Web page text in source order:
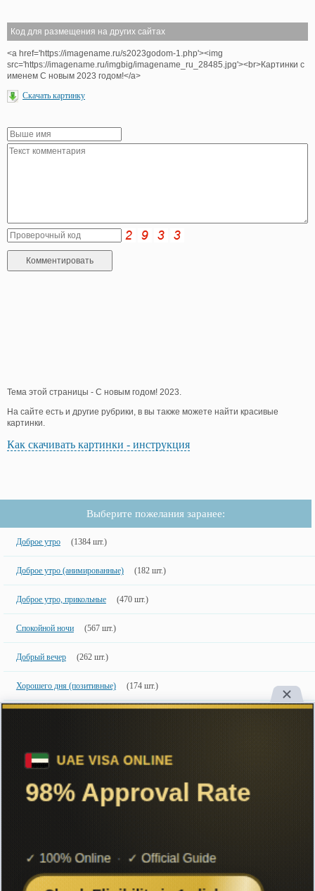
Код для размещения на других сайтах
<a href='https://imagename.ru/s2023godom-1.php'><img
src='https://imagename.ru/imgbig/imagename_ru_28485.jpg'><br>Картинки с
именем С новым 2023 годом!</a>
Скачать картинку
Тема этой страницы - С новым годом! 2023.
На сайте есть и другие рубрики, в вы также можете найти красивые
картинки.
Как скачивать картинки - инструкция
Выберите пожелания заранее:
Доброе утро (1384 шт.)
Доброе утро (анимированные) (182 шт.)
Доброе утро, прикольные (470 шт.)
Спокойной ночи (567 шт.)
Добрый вечер (262 шт.)
Хорошего дня (позитивные) (174 шт.)
Новинки
50 шт.
50 недавно добавленных фото с именами.
Copyright
Большинство картинок созданы специально для сайта, поэтому
настоятельно рекомендуем ставить ссылку на сайт при их использовании.